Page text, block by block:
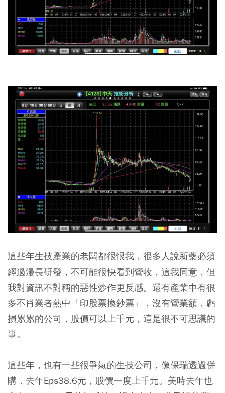
這些年生技產業的老闆都很恨我，很多人說新藥必須
經過漫長研發，不可能很快看到營收，這我同意，但
我對資訊不對稱的惡性炒作更反感。還有產業中有很
多不肖業者熱中「印股票換鈔票」，沒有營業額，虧
損累累的公司，股價可以上千元，這是很不可思議的
事。
這些年，也有一些很爭氣的生技公司，像保瑞透過併
購，去年Eps38.6元，股價一度上千元。美時去年也